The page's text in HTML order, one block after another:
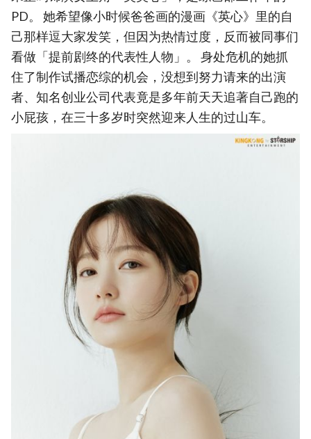
PD。 她希望像小时候爸爸画的漫画《英心》里的自
己那样逗大家发笑，但因为热情过度，反而被同事们
看做「提前剧终的代表性人物」。 身处危机的她抓
住了制作试播恋综的机会，没想到努力请来的出演
者、知名创业公司代表竟是多年前天天追著自己跑的
小屁孩，在三十多岁时突然迎来人生的过山车。